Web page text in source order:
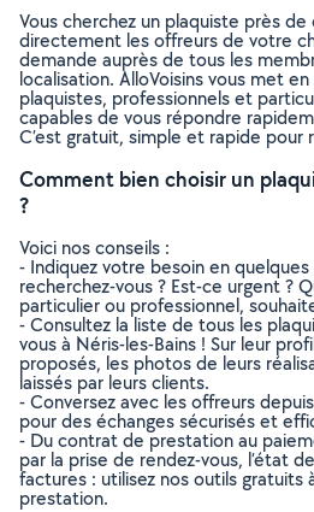
Vous cherchez un plaquiste près de
directement les offreurs de votre
demande auprès de tous les
localisation. AlloVoisins vous met
plaquistes, professionnels et
capables de vous répondre
C’est gratuit, simple et rapide pour
Comment bien choisir un
?
Voici nos conseils :
- Indiquez votre besoin en
recherchez-vous ? Est-ce urgent ?
particulier ou professionnel,
- Consultez la liste de tous les
vous à Néris-les-Bains ! Sur leur
proposés, les photos de leurs
laissés par leurs clients.
- Conversez avec les offreurs
pour des échanges sécurisés et
- Du contrat de prestation au
par la prise de rendez-vous, l’état
factures : utilisez nos outils
prestation.